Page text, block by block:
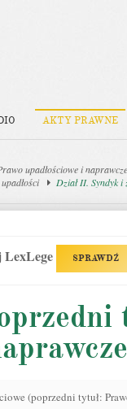
AKTY PRAWNE
upadłościowe i
Dział II. Syndyk i
LexLege SPRAWDŹ
(poprzedni tytuł: